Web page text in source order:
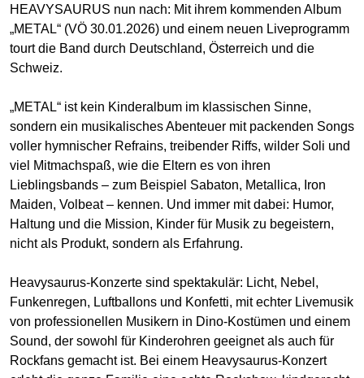
HEAVYSAURUS nun nach: Mit ihrem kommenden Album
„METAL“ (VÖ 30.01.2026) und einem neuen Liveprogramm
tourt die Band durch Deutschland, Österreich und die
Schweiz.
„METAL“ ist kein Kinderalbum im klassischen Sinne,
sondern ein musikalisches Abenteuer mit packenden Songs
voller hymnischer Refrains, treibender Riffs, wilder Soli und
viel Mitmachspaß, wie die Eltern es von ihren
Lieblingsbands – zum Beispiel Sabaton, Metallica, Iron
Maiden, Volbeat – kennen. Und immer mit dabei: Humor,
Haltung und die Mission, Kinder für Musik zu begeistern,
nicht als Produkt, sondern als Erfahrung.
Heavysaurus-Konzerte sind spektakulär: Licht, Nebel,
Funkenregen, Luftballons und Konfetti, mit echter Livemusik
von professionellen Musikern in Dino-Kostümen und einem
Sound, der sowohl für Kinderohren geeignet als auch für
Rockfans gemacht ist. Bei einem Heavysaurus-Konzert